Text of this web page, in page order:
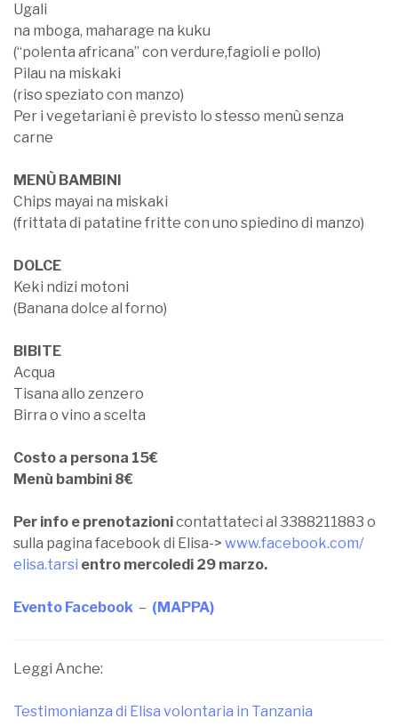
Ugali
na mboga, maharage na kuku
(“polenta africana” con verdure,fagioli e pollo)
Pilau na miskaki
(riso speziato con manzo)
Per i vegetariani è previsto lo stesso menù senza
carne
MENÙ BAMBINI
Chips mayai na miskaki
(frittata di patatine fritte con uno spiedino di manzo)
DOLCE
Keki ndizi motoni
(Banana dolce al forno)
BIBITE
Acqua
Tisana allo zenzero
Birra o vino a scelta
Costo a persona 15€
Menù bambini 8€
Per info e prenotazionicontattateci al 3388211883 o
sulla pagina facebook di Elisa-> www.facebook.com/
elisa.tarsi entro mercoledi 29 marzo.
Evento Facebook – (MAPPA)
Leggi Anche:
Testimonianza di Elisa volontaria in Tanzania